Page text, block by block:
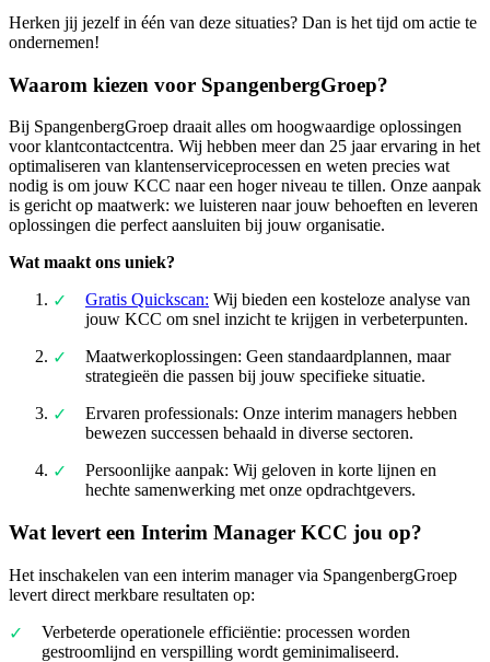
Herken jij jezelf in één van deze situaties? Dan is het tijd om actie te
ondernemen!
Waarom kiezen voor SpangenbergGroep?
Bij SpangenbergGroep draait alles om hoogwaardige oplossingen
voor klantcontactcentra. Wij hebben meer dan 25 jaar ervaring in het
optimaliseren van klantenserviceprocessen en weten precies wat
nodig is om jouw KCC naar een hoger niveau te tillen. Onze aanpak
is gericht op maatwerk: we luisteren naar jouw behoeften en leveren
oplossingen die perfect aansluiten bij jouw organisatie.
Wat maakt ons uniek?
Gratis Quickscan: Wij bieden een kosteloze analyse van
jouw KCC om snel inzicht te krijgen in verbeterpunten.
Maatwerkoplossingen: Geen standaardplannen, maar
strategieën die passen bij jouw specifieke situatie.
Ervaren professionals: Onze interim managers hebben
bewezen successen behaald in diverse sectoren.
Persoonlijke aanpak: Wij geloven in korte lijnen en
hechte samenwerking met onze opdrachtgevers.
Wat levert een Interim Manager KCC jou op?
Het inschakelen van een interim manager via SpangenbergGroep
levert direct merkbare resultaten op:
Verbeterde operationele efficiëntie: processen worden
gestroomlijnd en verspilling wordt geminimaliseerd.